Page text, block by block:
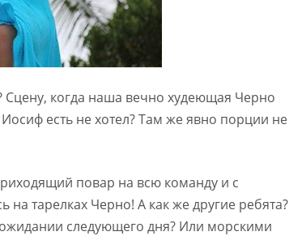
Сцену, когда наша вечно худеющая Черно
есть не хотел? Там же явно порции не
повар на всю команду и с
на тарелках Черно! А как же другие ребята?
следующего дня? Или морскими